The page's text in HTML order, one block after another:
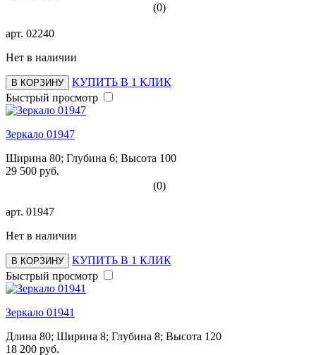
(0)
арт. 02240
Нет в наличии
В КОРЗИНУ
КУПИТЬ В 1 КЛИК
Быстрый просмотр
Зеркало 01947
Ширина 80; Глубина 6; Высота 100
29 500 руб.
(0)
арт. 01947
Нет в наличии
В КОРЗИНУ
КУПИТЬ В 1 КЛИК
Быстрый просмотр
Зеркало 01941
Длина 80; Ширина 8; Глубина 8; Высота 120
18 200 руб.